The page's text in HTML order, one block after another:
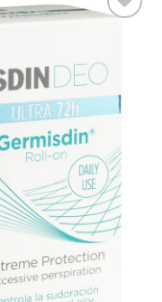
Añadir
lista de
deseos